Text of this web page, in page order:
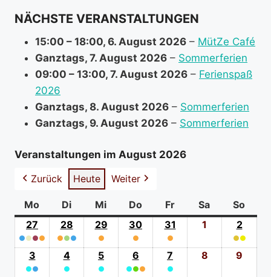
o
a
o
t
NÄCHSTE VERANSTALTUNGEN
15:00 – 18:00, 6. August 2026 – MütZe Café
Ganztags, 7. August 2026 – Sommerferien
09:00 – 13:00, 7. August 2026 – Ferienspaß
2026
Ganztags, 8. August 2026 – Sommerferien
Ganztags, 9. August 2026 – Sommerferien
Veranstaltungen im August 2026
Zurück
Heute Weiter
Mo Montag
DiDienstag
Mi Mittwoch
DoDonnerstag
FrFreitag
Sa Samstag
So
27
Juli
●●●●
(4
event
28
Juli
●●●
(3
event
29
2026
●
(1
event
30
2026
●
(1
event
31
●
(1
event
1
August
2026
22.
●●
(2
3
August
●●
44.
August
●
5
August
●
6
August
●●●
7
●
8 9